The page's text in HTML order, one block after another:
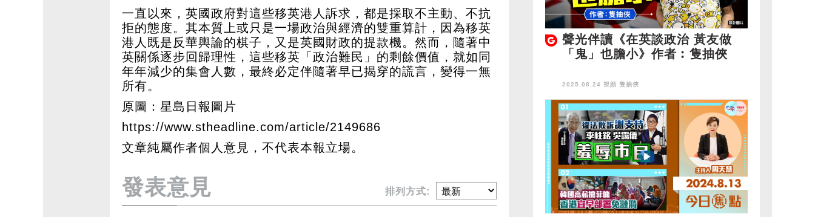
一直以來，英國政府對這些移英港人訴求，都是採取不主動、不抗
拒的態度。其本質上或只是一場政治與經濟的雙重算計，因為移英
港人既是反華輿論的棋子，又是英國財政的提款機。然而，隨著中
英關係逐步回歸理性，這些移英「政治難民」的剩餘價值，就如同
年年減少的集會人數，最終必定伴隨著早已揭穿的謊言，變得一無
所有。
原圖：星島日報圖片
https://www.stheadline.com/article/2149686
文章純屬作者個人意見，不代表本報立場。
發表意見 排列方式:
聲光伴讀《在英談政治 黃友做
「鬼」也膽小》作者︰隻抽俠
2025.08.24 視頻 隻抽俠